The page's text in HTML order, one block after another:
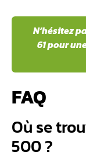
N’hésitez
61 pour
FAQ
Où se
500 ?